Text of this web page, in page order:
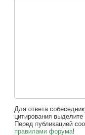
Для ответа
цитирования
Перед публикацией
правилами форума!